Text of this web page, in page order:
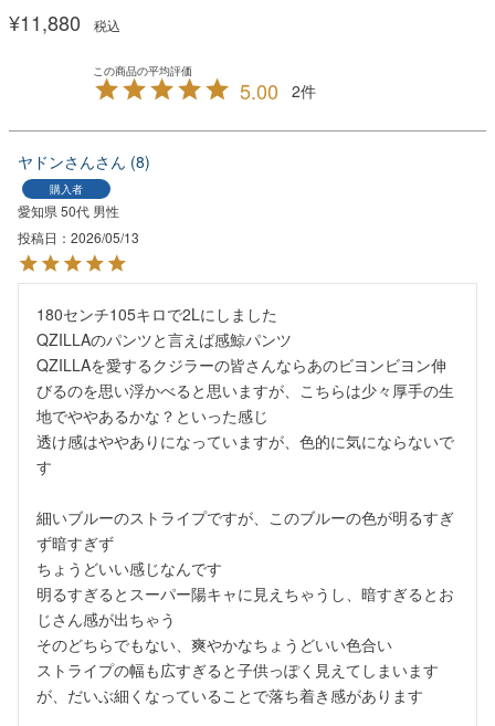
¥11,880 税込
5.00 2
ヤドンさん 8
購入者
愛知県 50代 男性
投稿日
2026/05/13
180センチ105キロで2Lにしました
QZILLAのパンツと言えば感鯨パンツ
QZILLAを愛するクジラーの皆さんならあのビヨンビヨン伸
びるのを思い浮かべると思いますが、こちらは少々厚手の生
地でややあるかな？といった感じ
透け感はややありになっていますが、色的に気にならないで
す
細いブルーのストライプですが、このブルーの色が明るすぎ
ず暗すぎず
ちょうどいい感じなんです
明るすぎるとスーパー陽キャに見えちゃうし、暗すぎるとお
じさん感が出ちゃう
そのどちらでもない、爽やかなちょうどいい色合い
ストライプの幅も広すぎると子供っぽく見えてしまいます
が、だいぶ細くなっていることで落ち着き感があります